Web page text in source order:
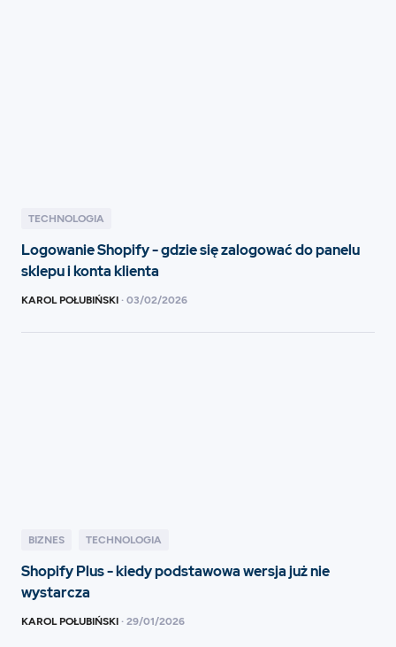
TECHNOLOGIA
Logowanie Shopify - gdzie się zalogować do panelu
sklepu i konta klienta
KAROL POŁUBIŃSKI · 03/02/2026
BIZNES TECHNOLOGIA
Shopify Plus - kiedy podstawowa wersja już nie
wystarcza
KAROL POŁUBIŃSKI · 29/01/2026